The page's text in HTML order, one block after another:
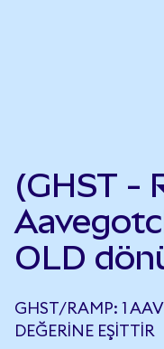
(GHST -
OLD
GHST/RAMP: 1
DEĞERINE EŞITTIR